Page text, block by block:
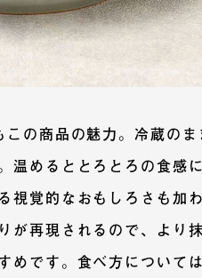
の商品の魅力。冷蔵の
温めるととろとろの食感
覚的なおもしろさも加
が再現されるので、より
めです。食べ方について